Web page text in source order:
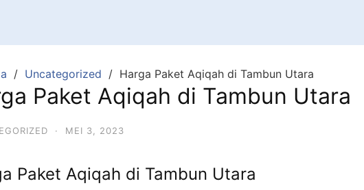
Uncategorized Harga Paket Aqiqah di Tambun Utara
Paket Aqiqah di Tambun Utara
· MEI 3, 2023
Paket Aqiqah di Tambun Utara